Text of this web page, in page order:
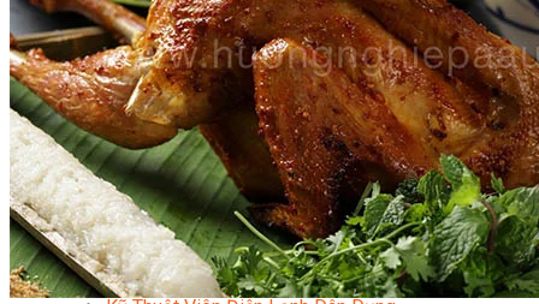
Học Electric Guitar Cover
Học Keyboard
Học Đánh Trống Jazz
Học Thanh Nhạc
Học Thanh Nhạc Trẻ Em
Học Hát Hay Như Thần Tượng
Học K-POP Dance
Học Nhảy Hiện Đại
Chuyên Đề Tiktok Dance
Kỹ Thuật – Công Nghệ
Kỹ Thuật Viên Điện – Nước – Điện Lạnh Dân Dụng
Kỹ Thuật Viên Điện Lạnh Ô Tô
Kỹ Thuật Viên Điện – Điện Tử Ô Tô Cơ Bản